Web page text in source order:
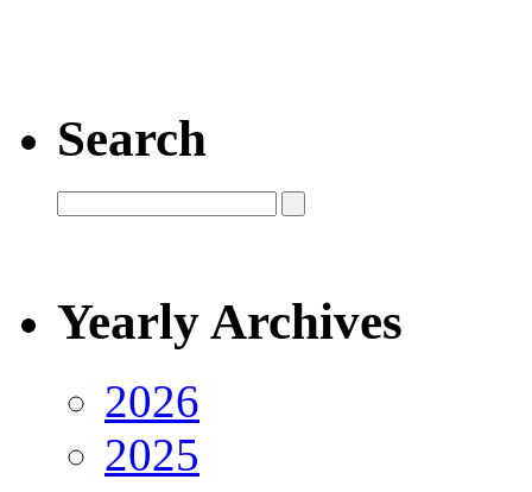
Search
Yearly Archives
2026
2025